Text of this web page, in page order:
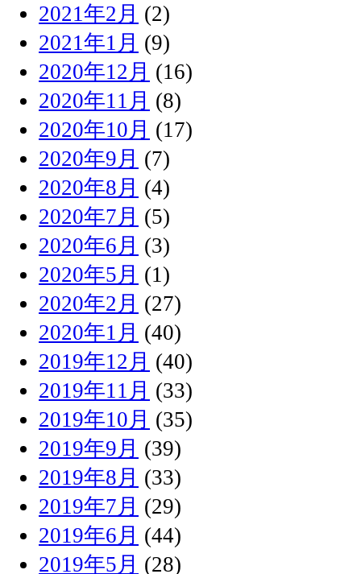
2021年2月 (2)
2021年1月 (9)
2020年12月 (16)
2020年11月 (8)
2020年10月 (17)
2020年9月 (7)
2020年8月 (4)
2020年7月 (5)
2020年6月 (3)
2020年5月 (1)
2020年2月 (27)
2020年1月 (40)
2019年12月 (40)
2019年11月 (33)
2019年10月 (35)
2019年9月 (39)
2019年8月 (33)
2019年7月 (29)
2019年6月 (44)
2019年5月 (28)